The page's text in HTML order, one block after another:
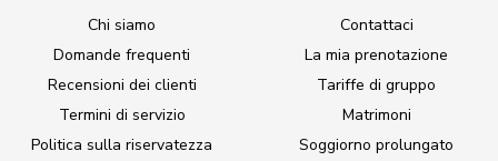
Chi siamo
Domande frequenti
Recensioni dei clienti
Termini di servizio
Politica sulla riservatezza
Contattaci
La mia prenotazione
Tariffe di gruppo
Matrimoni
Soggiorno prolungato